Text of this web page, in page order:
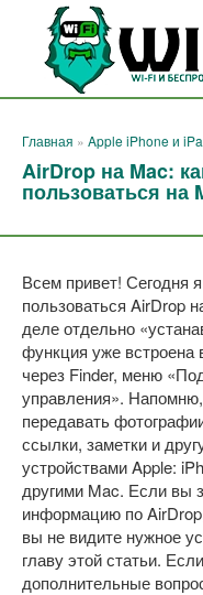
Перейти
контенту
Главная » Apple iPhone и
AirDrop на Mac:
пользоваться на
Всем привет! Сегодня
пользоваться AirDrop
деле отдельно
функция уже встроена
через Finder, меню
управления».
передавать
ссылки, заметки и
устройствами Apple:
другими Mac. Если вы
информацию по
вы не видите нужное
главу этой статьи.
дополнительные